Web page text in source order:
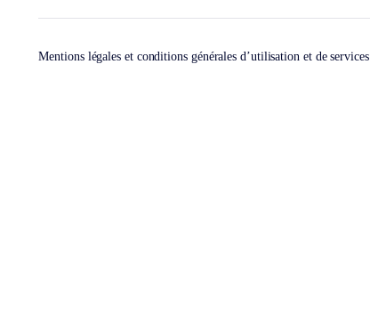
Mentions légales et conditions générales d’utilisation et de services